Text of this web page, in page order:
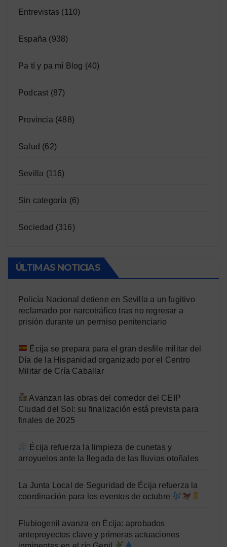
Entrevistas (110)
España (938)
Pa tí y pa mí Blog (40)
Podcast (87)
Provincia (488)
Salud (62)
Sevilla (116)
Sin categoría (6)
Sociedad (316)
ÚLTIMAS NOTICIAS
Policía Nacional detiene en Sevilla a un fugitivo
reclamado por narcotráfico tras no regresar a
prisión durante un permiso penitenciario
Écija se prepara para el gran desfile militar del
Día de la Hispanidad organizado por el Centro
Militar de Cría Caballar
Avanzan las obras del comedor del CEIP
Ciudad del Sol: su finalización está prevista para
finales de 2025
Écija refuerza la limpieza de cunetas y
arroyuelos ante la llegada de las lluvias otoñales
La Junta Local de Seguridad de Écija refuerza la
coordinación para los eventos de octubre
Flubiogenil avanza en Écija: aprobados
anteproyectos clave y primeras actuaciones